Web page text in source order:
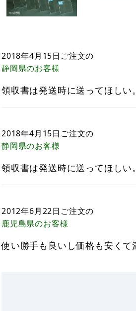
2018年4月15日 ご注文の
静岡県のお客様
領収書は発送時に送ってほしい
2018年4月15日 ご注文の
静岡県のお客様
領収書は発送時に送ってほしい
2012年6月22日 ご注文の
鹿児島県のお客様
使い勝手も良いし価格も安くて